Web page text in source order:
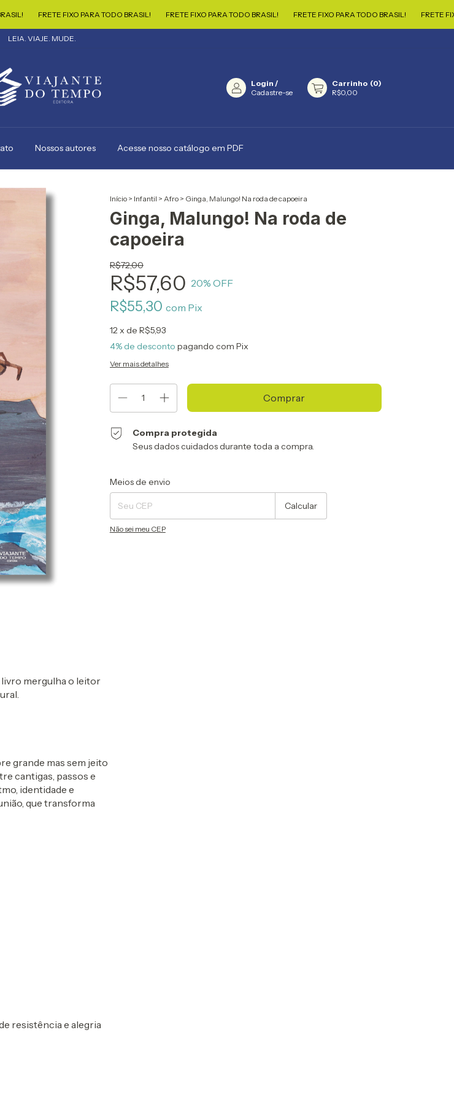
FRETE FIXO PARA TODO BRASIL! FRETE FIXO PARA TODO BRASIL! FRETE FIXO PARA TODO BRASIL! FRETE FIXO
LEIA. VIAJE. MUDE.
Login /
Cadastre-se
Carrinho (0)
R$0,00
Nossos autores Acesse nosso catálogo em PDF
Início > Infantil > Afro > Ginga, Malungo! Na roda de capoeira
Ginga, Malungo! Na roda de
capoeira
R$72,00
R$57,60 20% OFF
R$55,30 com Pix
12x de R$5,93
4% de desconto pagando com Pix
Ver mais detalhes
Compra protegida
Seus dados cuidados durante toda a compra.
Entregas para o CEP:
Meios de envio
Calcular
Não sei meu CEP
livro mergulha o leitor
grande mas sem jeito
cantigas, passos e
identidade e
que transforma
resistência e alegria